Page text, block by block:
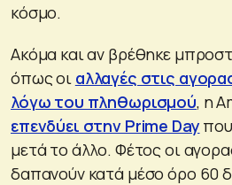
κόσμο.
Ακόμα και αν βρέθηκε
όπως οι αλλαγές στις
λόγω του πληθωρισμού, η
επενδύει στην Prime Day
μετά το άλλο. Φέτος οι
δαπανούν κατά μέσο όρο 60